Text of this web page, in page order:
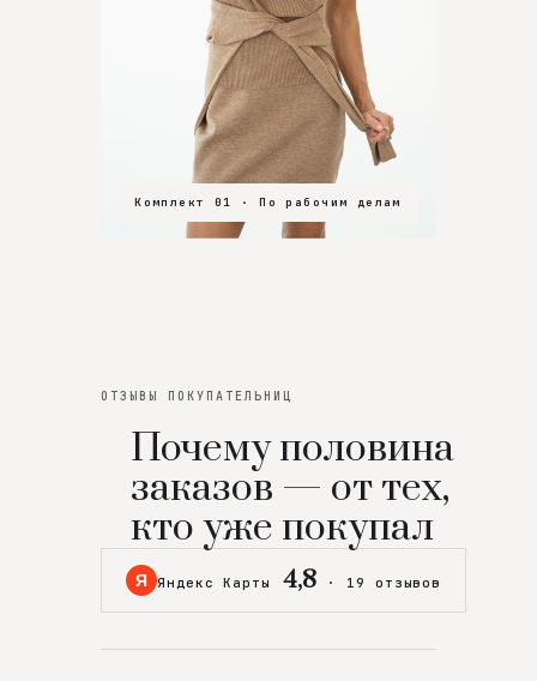
Комплект 01 · По рабочим делам
Комплект 02 · В зал
Комплект 03 · На особенный вечер
ОТЗЫВЫ ПОКУПАТЕЛЬНИЦ
Почему половина
заказов — от тех,
кто уже покупал
Я Яндекс Карты 4,8 · 19 отзывов